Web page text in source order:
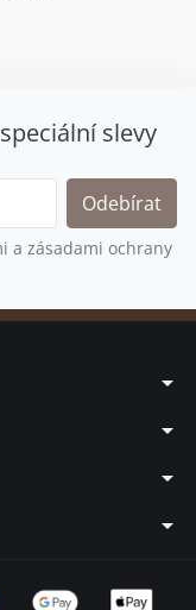
slevy
a zásadami ochrany
arrow_drop_down
arrow_drop_down
arrow_drop_down
arrow_drop_down